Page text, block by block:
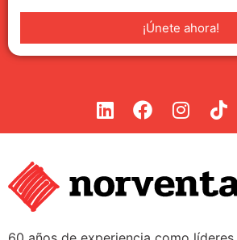
¡Únete ahora!